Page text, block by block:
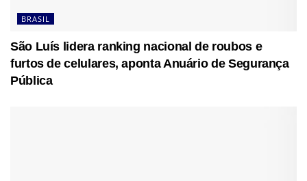
BRASIL
São Luís lidera ranking nacional de roubos e
furtos de celulares, aponta Anuário de Segurança
Pública